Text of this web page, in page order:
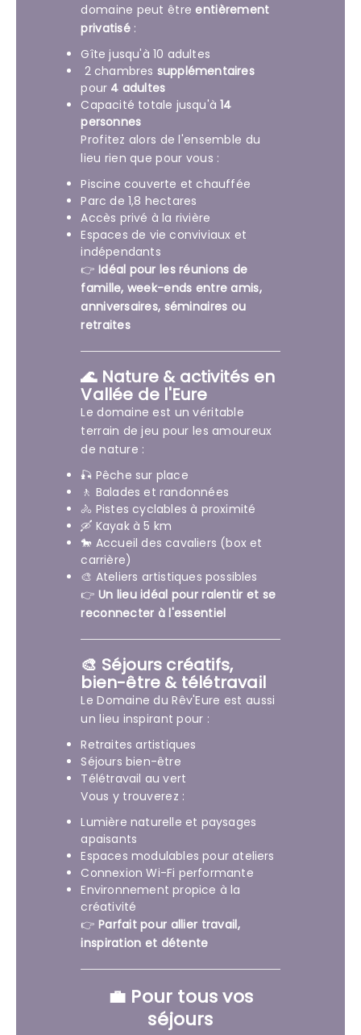
domaine peut êtreentièrement
privatisé:
Gîte jusqu'à 10 adultes
2 chambres supplémentaires
pour 4 adultes
Capacité totale jusqu'à14
personnes
Profitez alors de l'ensemble du
lieu rien que pour vous :
Piscine couverte et chauffée
Parc de 1,8 hectares
Accès privé à la rivière
Espaces de vie conviviaux et
indépendants
👉 Idéal pour les réunions de
famille, week-ends entre amis,
anniversaires, séminaires ou
retraites
🌊 Nature & activités en
Vallée de l'Eure
Le domaine est un véritable
terrain de jeu pour les amoureux
de nature :
🎣 Pêche sur place
🚶 Balades et randonnées
🚴 Pistes cyclables à proximité
🛶 Kayak à 5 km
🐎 Accueil des cavaliers (box et
carrière)
🎨 Ateliers artistiques possibles
👉 Un lieu idéal pour ralentir et se
reconnecter à l'essentiel
🎨 Séjours créatifs,
bien-être & télétravail
Le Domaine du Rêv'Eure est aussi
un lieu inspirant pour :
Retraites artistiques
Séjours bien-être
Télétravail au vert
Vous y trouverez :
Lumière naturelle et paysages
apaisants
Espaces modulables pour ateliers
Connexion Wi-Fi performante
Environnement propice à la
créativité
👉 Parfait pour allier travail,
inspiration et détente
💼 Pour tous vos
séjours